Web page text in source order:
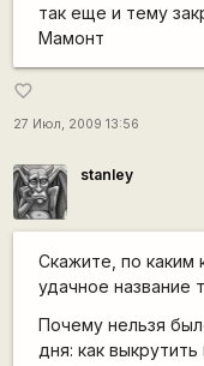
так еще и тему
Мамонт
favorite_border
27 Июл, 2009 13:56
stanley
Скажите, по каким
удачное название
Почему нельзя
дня: как